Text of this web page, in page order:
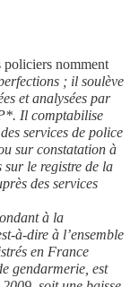
policiers nomment
; il soulève
et analysées par
Il comptabilise
services de police
sur constatation à
le registre de la
des services
à la
à-dire à l’ensemble
en France
gendarmerie, est